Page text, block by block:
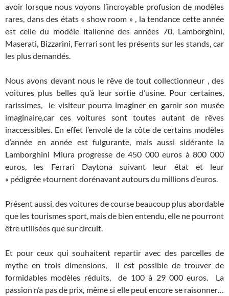
avoir lorsque nous voyons l’incroyable profusion de modèles
rares, dans des états « show room » , la tendance cette année
est celle du modèle italienne des années 70, Lamborghini,
Maserati, Bizzarini, Ferrari sont les présents sur les stands, car
les plus demandés.
Nous avons devant nous le rêve de tout collectionneur , des
voitures plus belles qu’à leur sortie d’usine. Pour certaines,
rarissimes, le visiteur pourra imaginer en garnir son musée
imaginaire,car ces voitures sont toutes autant de rêves
inaccessibles. En effet l’envolé de la côte de certains modèles
d’année en année est fulgurante, mais aussi sidérante la
Lamborghini Miura progresse de 450 000 euros à 800 000
euros, les Ferrari Daytona suivant leur état et leur
« pédigrée »tournent dorénavant autours du millions d’euros.
Présent aussi, des voitures de course beaucoup plus abordable
que les tourismes sport, mais de bien entendu, elle ne pourront
être utilisées que sur circuit.
Et pour ceux qui souhaitent repartir avec des parcelles de
mythe en trois dimensions, il est possible de trouver de
formidables modèles réduits, de 100 à 29 000 euros. La
passion n’a pas de prix, même si elle peut encore se raisonner…